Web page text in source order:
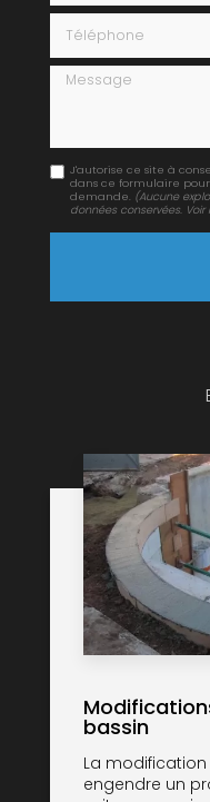
Message
J'autorise ce site à
dans ce formulaire
demande. (Aucune
données conservées. Voir
bassin
La
engendre un